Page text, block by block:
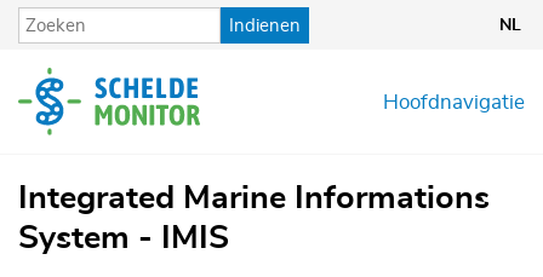
Overslaan
en
de
inhoud
Indienen NL
Hoofdnavigatie
Integrated Marine Informations
System - IMIS